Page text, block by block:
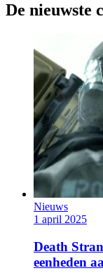
De nieuwste
Nieuws
1 april 2025
Death
eenheden